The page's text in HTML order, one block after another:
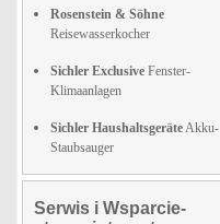
Rosenstein & Söhne
Reisewasserkocher
Sichler Exclusive Fenster-
Klimaanlagen
Sichler HaushaltsgeräteAkku-
Staubsauger
Serwis i Wsparcie-